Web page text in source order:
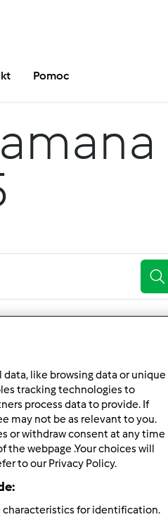
Pomoc
zawsze
like browsing data or unique
tracking technologies to
process data to provide. If
may not be as relevant to you.
or withdraw consent at any time
the webpage .Your choices will
to our Privacy Policy.
characteristics for identification.